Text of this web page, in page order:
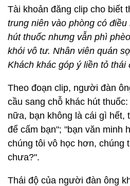
Tài khoản đăng clip cho biết
trung niên vào phòng có
hút thuốc nhưng vẫn phì
khói vô tư. Nhân viên quán
Khách khác góp ý liền tỏ thái
Theo đoạn clip, người đàn
cầu sang chỗ khác hút
nữa, bạn không là cái gì hết,
để cấm bạn"; "bạn văn minh
chúng tôi vô học hơn, chúng
chưa?".
Thái độ của người đàn ông